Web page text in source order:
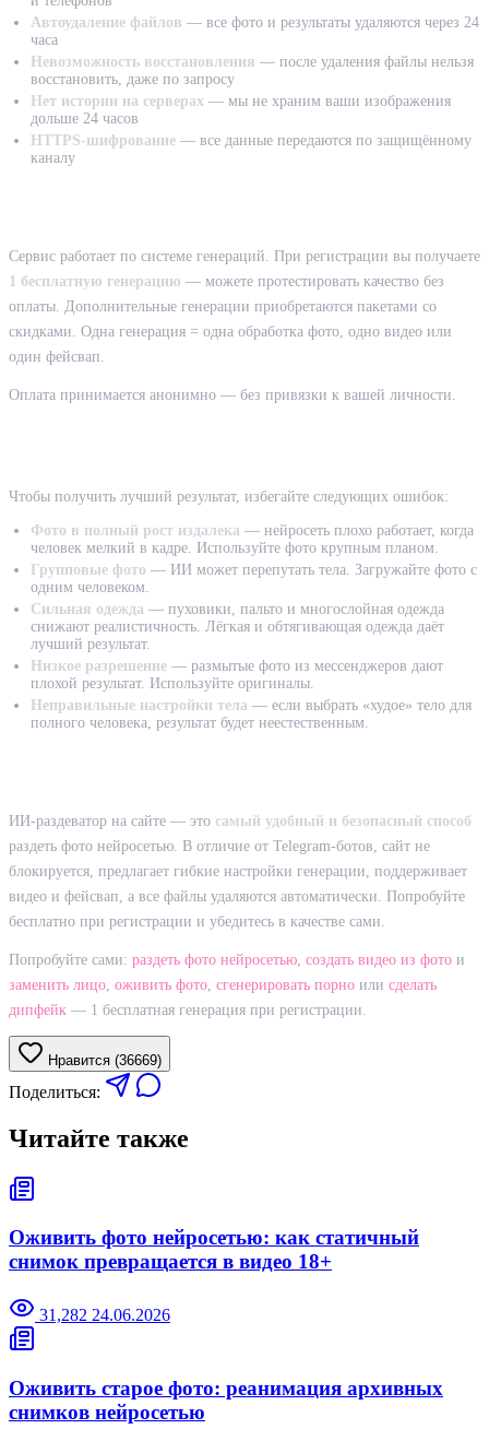
Автоудаление файлов — все фото и результаты удаляются через 24
часа
Невозможность восстановления — после удаления файлы нельзя
восстановить, даже по запросу
Нет истории на серверах — мы не храним ваши изображения
дольше 24 часов
HTTPS-шифрование — все данные передаются по защищённому
каналу
Сервис работает по системе генераций. При регистрации вы получаете
1 бесплатную генерацию — можете протестировать качество без
оплаты. Дополнительные генерации приобретаются пакетами со
скидками. Одна генерация = одна обработка фото, одно видео или
один фейсвап.
Оплата принимается анонимно — без привязки к вашей личности.
Чтобы получить лучший результат, избегайте следующих ошибок:
Фото в полный рост издалека — нейросеть плохо работает, когда
человек мелкий в кадре. Используйте фото крупным планом.
Групповые фото — ИИ может перепутать тела. Загружайте фото с
одним человеком.
Сильная одежда — пуховики, пальто и многослойная одежда
снижают реалистичность. Лёгкая и обтягивающая одежда даёт
лучший результат.
Низкое разрешение — размытые фото из мессенджеров дают
плохой результат. Используйте оригиналы.
Неправильные настройки тела — если выбрать «худое» тело для
полного человека, результат будет неестественным.
ИИ-раздеватор на сайте — это самый удобный и безопасный способ
раздеть фото нейросетью. В отличие от Telegram-ботов, сайт не
блокируется, предлагает гибкие настройки генерации, поддерживает
видео и фейсвап, а все файлы удаляются автоматически. Попробуйте
бесплатно при регистрации и убедитесь в качестве сами.
Попробуйте сами: раздеть фото нейросетью создать видео из фото и
заменить лицо оживить фото сгенерировать порно или сделать
дипфейк — 1 бесплатная генерация при регистрации.
Нравится (36669)
Поделиться:
Читайте также
Оживить фото нейросетью: как статичный
снимок превращается в видео 18+
31,282 24.06.2026
Оживить старое фото: реанимация архивных
снимков нейросетью